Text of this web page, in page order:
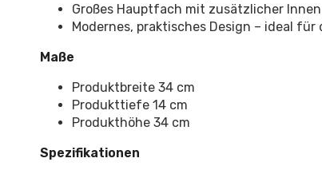
Großes Hauptfach mit zusätzlicher
Modernes, praktisches Design – ideal
Maße
Produktbreite 34 cm
Produkttiefe 14 cm
Produkthöhe 34 cm
Spezifikationen